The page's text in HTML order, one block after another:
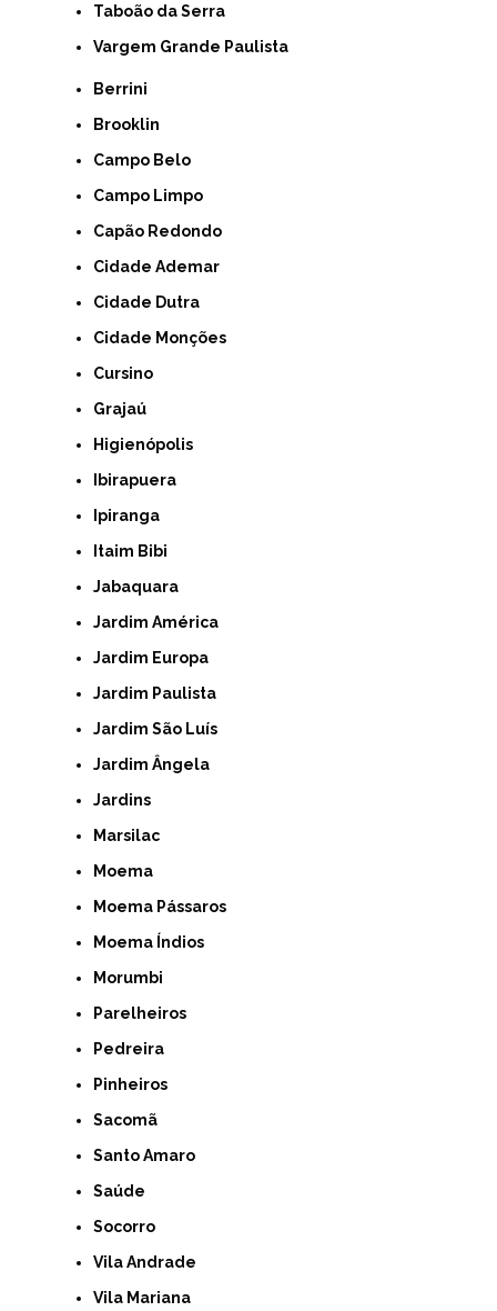
Taboão da Serra
Vargem Grande Paulista
Berrini
Brooklin
Campo Belo
Campo Limpo
Capão Redondo
Cidade Ademar
Cidade Dutra
Cidade Monções
Cursino
Grajaú
Higienópolis
Ibirapuera
Ipiranga
Itaim Bibi
Jabaquara
Jardim América
Jardim Europa
Jardim Paulista
Jardim São Luís
Jardim Ângela
Jardins
Marsilac
Moema
Moema Pássaros
Moema Índios
Morumbi
Parelheiros
Pedreira
Pinheiros
Sacomã
Santo Amaro
Saúde
Socorro
Vila Andrade
Vila Mariana